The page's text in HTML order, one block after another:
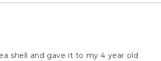
shell and gave it to my 4 year old